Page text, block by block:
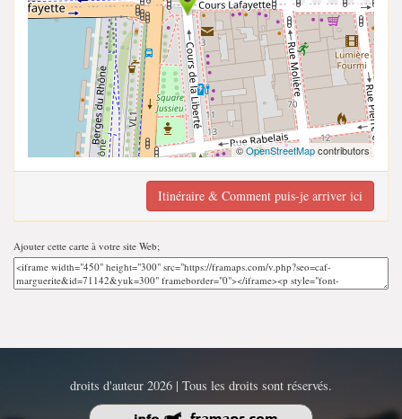
©OpenStreetMapcontributors
Itinéraire & Comment puis-je arriver ici
Ajouter cette carte à votre site Web;
droits d'auteur 2026 | Tous les droits sont réservés.